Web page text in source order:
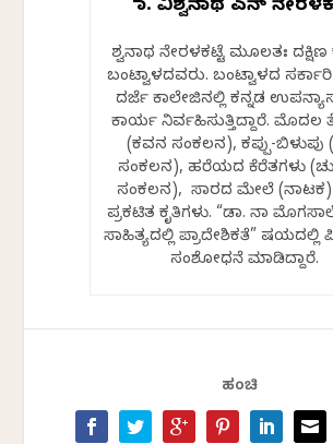
ಡಾ. ವಿಶ್ವನಾಥ ಎನ್
ವಿಶ್ವನಾಥ ನೇರಳಕಟ್ಟೆ ಮೂಲತಃ ದಕ್ಷಿಣ
ಬಂಟ್ವಾಳದವರು. ಬಂಟ್ವಾಳದ
ದರ್ಜೆ ಕಾಲೇಜಿನಲ್ಲಿ ಕನ್ನಡ
ಕಾರ್ಯ ನಿರ್ವಹಿಸುತ್ತಿದ್ದಾರೆ. ಮೊದಲ
(ಕವನ ಸಂಕಲನ), ಕಪ್ಪು-ಬಿಳುಪು
ಸಂಕಲನ), ಹರೆಯದ ಕೆರೆತಗಳು
ಸಂಕಲನ), ಸಾವಿರದ ಮೇಲೆ
ಪ್ರಕಟಿತ ಕೃತಿಗಳು. “ಡಾ. ನಾ
ಸಾಹಿತ್ಯದಲ್ಲಿ ಪ್ರಾದೇಶಿಕತೆ”
ಸಂಶೋಧನೆ ಮಾಡಿದ್ದಾರೆ.
ಹಂಚಿ